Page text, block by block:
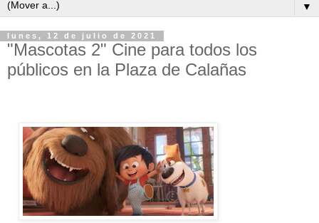
▼
lunes, 12 de julio de 2021
"Mascotas 2" Cine para todos los
públicos en la Plaza de Calañas